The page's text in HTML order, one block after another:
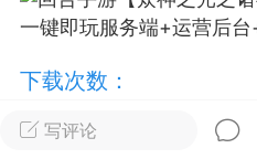
写评论
下载次数：
你没有权限，需要